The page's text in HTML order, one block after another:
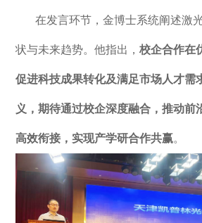
在发言环节，金博士系统阐述激
状与未来趋势。他指出，校企合作在
促进科技成果转化及满足市场人才需
义，期待通过校企深度融合，推动前
高效衔接，实现产学研合作共赢。